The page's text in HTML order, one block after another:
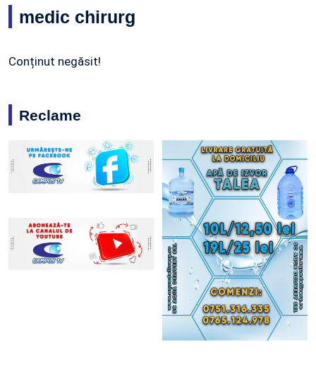
medic chirurg
Conținut negăsit!
Reclame